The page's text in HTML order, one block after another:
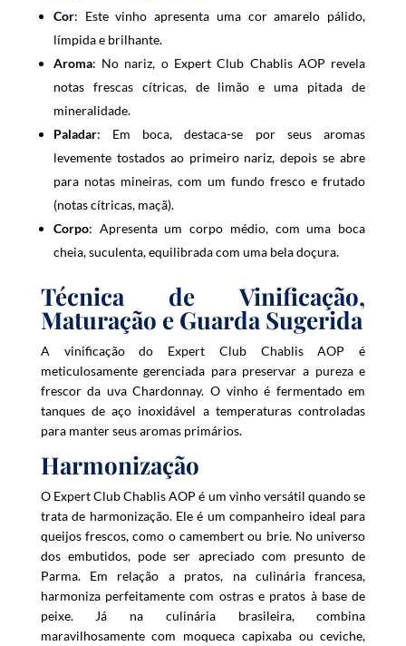
t
i
t
Cor: Este vinho apresenta uma cor amarelo pálido,
límpida e brilhante.
Aroma: No nariz, o Expert Club Chablis AOP revela
notas frescas cítricas, de limão e uma pitada de
mineralidade.
Paladar: Em boca, destaca-se por seus aromas
levemente tostados ao primeiro nariz, depois se abre
para notas mineiras, com um fundo fresco e frutado
(notas cítricas, maçã).
Corpo: Apresenta um corpo médio, com uma boca
cheia, suculenta, equilibrada com uma bela doçura.
Técnica de Vinificação,
Maturação e Guarda Sugerida
A vinificação do Expert Club Chablis AOP é
meticulosamente gerenciada para preservar a pureza e
frescor da uva Chardonnay. O vinho é fermentado em
tanques de aço inoxidável a temperaturas controladas
para manter seus aromas primários.
Harmonização
O Expert Club Chablis AOP é um vinho versátil quando se
trata de harmonização. Ele é um companheiro ideal para
queijos frescos, como o camembert ou brie. No universo
dos embutidos, pode ser apreciado com presunto de
Parma. Em relação a pratos, na culinária francesa,
harmoniza perfeitamente com ostras e pratos à base de
peixe. Já na culinária brasileira, combina
maravilhosamente com moqueca capixaba ou ceviche,